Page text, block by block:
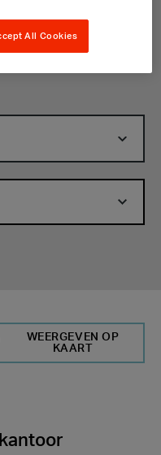
WEERGEVEN OP
KAART
All Cookies